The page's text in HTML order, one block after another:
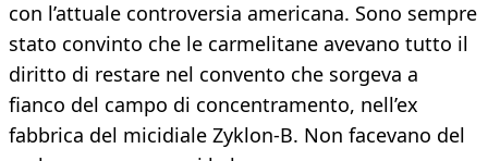
con l’attuale controversia americana. Sono sempre
stato convinto che le carmelitane avevano tutto il
diritto di restare nel convento che sorgeva a
fianco del campo di concentramento, nell’ex
fabbrica del micidiale Zyklon-B. Non facevano del